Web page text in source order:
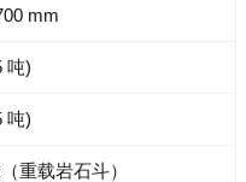
mm
吨)
吨)
重载岩石斗）